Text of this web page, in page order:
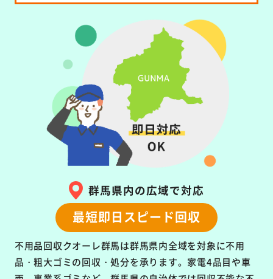
群馬県内の広域で対応
最短即日スピード回収
不用品回収クオーレ群馬は群馬県内全域を対象に不用
品・粗大ゴミの回収・処分を承ります。 家電4品目や車